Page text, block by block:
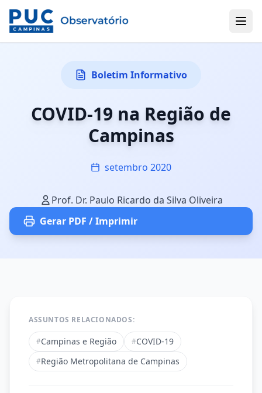
Boletim Informativo
COVID-19 na Região de
Campinas
setembro 2020
Prof. Dr. Paulo Ricardo da Silva Oliveira
Gerar PDF / Imprimir
ASSUNTOS RELACIONADOS:
#Campinas e Região #COVID-19
#Região Metropolitana de Campinas